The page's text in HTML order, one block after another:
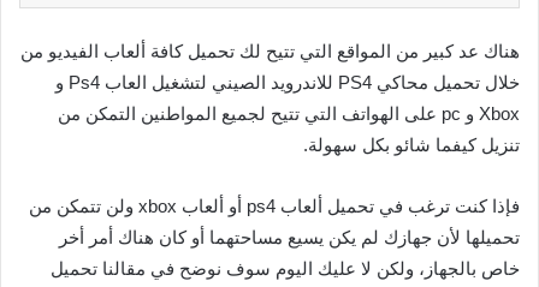
هناك عد كبير من المواقع التي تتيح لك تحميل كافة ألعاب الفيديو من
خلال تحميل محاكي PS4 للاندرويد الصيني لتشغيل العاب Ps4 و
Xbox و pc على الهواتف التي تتيح لجميع المواطنين التمكن من
تنزيل كيفما شائو بكل سهولة.
فإذا كنت ترغب في تحميل ألعاب ps4 أو ألعاب xbox ولن تتمكن من
تحميلها لأن جهازك لم يكن يسيع مساحتهما أو كان هناك أمر أخر
خاص بالجهاز، ولكن لا عليك اليوم سوف نوضح في مقالنا تحميل